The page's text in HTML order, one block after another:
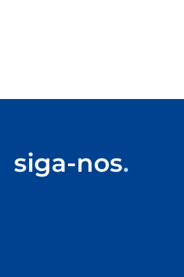
siga-nos.